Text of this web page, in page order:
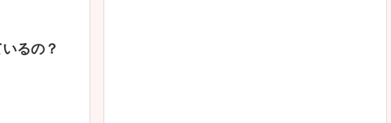
るの？